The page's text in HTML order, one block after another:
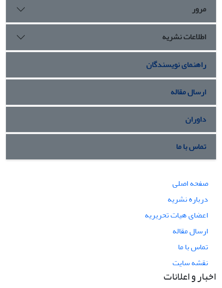
مرور
اطلاعات نشریه
راهنمای نویسندگان
ارسال مقاله
داوران
تماس با ما
صفحه اصلی
درباره نشریه
اعضای هیات تحریریه
ارسال مقاله
تماس با ما
نقشه سایت
اخبار و اعلانات